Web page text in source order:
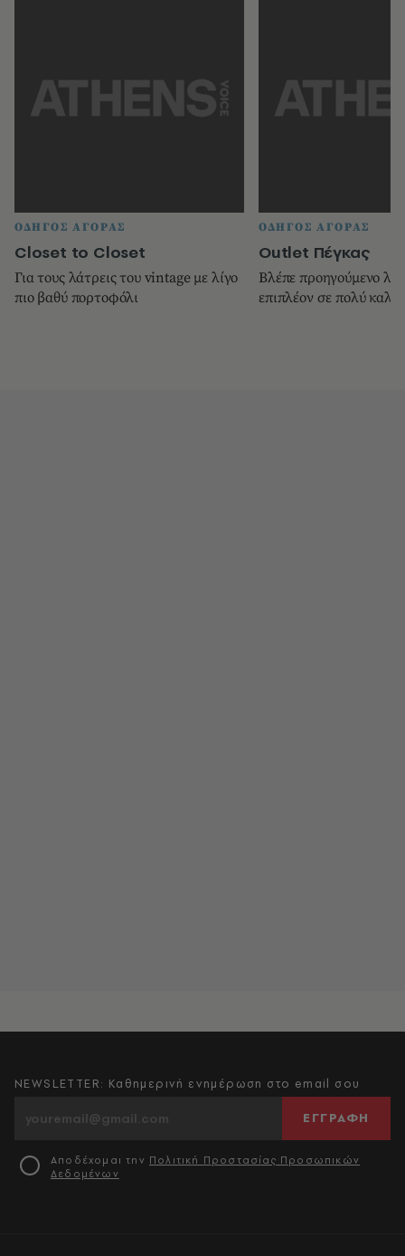
ΟΔΗΓΟΣ ΑΓΟΡΑΣ
Closet to Closet
Για τους λάτρεις του vintage με λίγο
πιο βαθύ πορτοφόλι
ΟΔΗΓΟΣ ΑΓΟΡΑΣ
Οutlet Πέγκας
Βλέπε προηγούµενο
επιπλέον σε πολύ
NEWSLETTER: Καθημερινή ενημέρωση στο email σου
ΕΓΓΡΑΦΗ
Αποδέχομαι την Πολιτική Προστασίας Προσωπικών
Δεδομένων